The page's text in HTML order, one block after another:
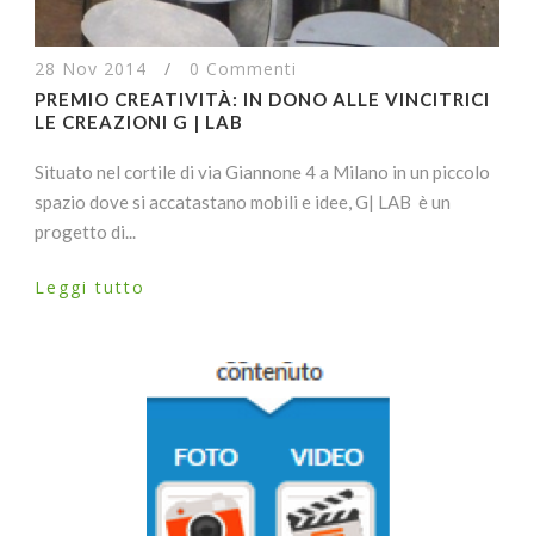
28 Nov 2014 / 0 Commenti
PREMIO CREATIVITÀ: IN DONO ALLE VINCITRICI
LE CREAZIONI G | LAB
Situato nel cortile di via Giannone 4 a Milano in un piccolo
spazio dove si accatastano mobili e idee, G| LAB è un
progetto di...
Leggi tutto